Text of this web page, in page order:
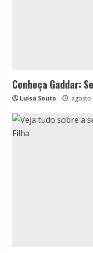
Conheça Gaddar:
Luísa Souto agosto